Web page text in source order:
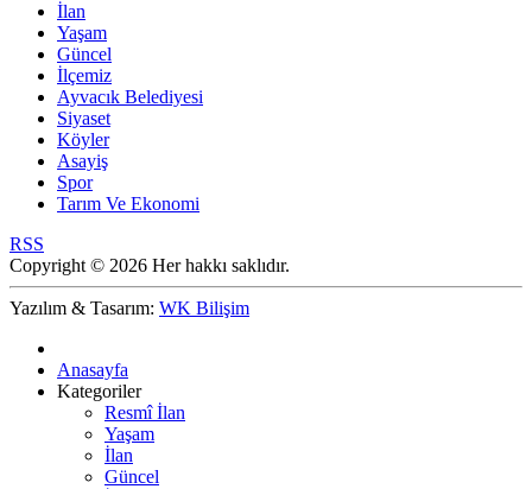
İlan
Yaşam
Güncel
İlçemiz
Ayvacık Belediyesi
Siyaset
Köyler
Asayiş
Spor
Tarım Ve Ekonomi
RSS
Copyright © 2026 Her hakkı saklıdır.
Yazılım & Tasarım: WK Bilişim
Anasayfa
Kategoriler
Resmî İlan
Yaşam
İlan
Güncel